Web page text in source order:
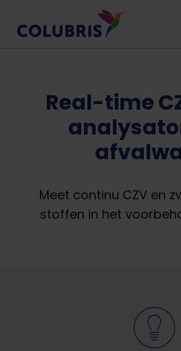
Real-time
Meet continu CZV en
stoffen in het